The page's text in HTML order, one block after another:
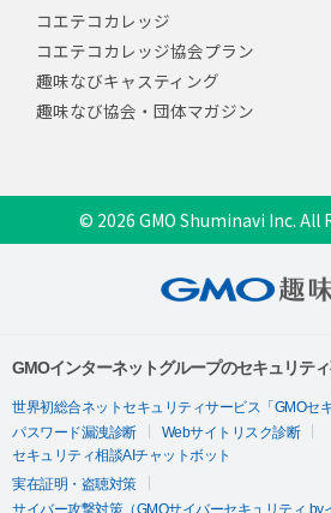
コエテコカレッジ
コエテコカレッジ協会プラン
趣味なびキャスティング
趣味なび協会・団体マガジン
© 2026 GMO Shuminavi Inc. All